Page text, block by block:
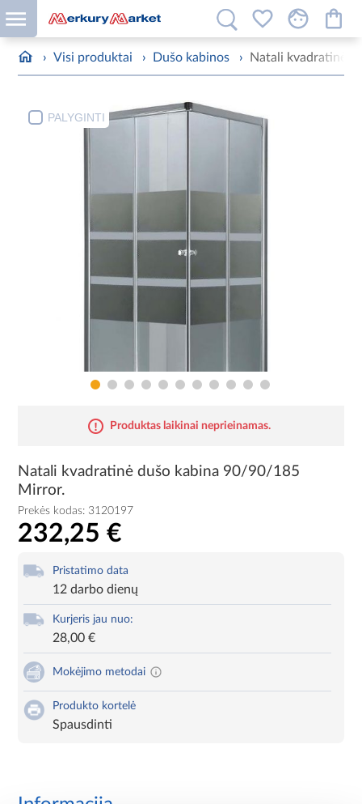
› Visi produktai › Dušo kabinos › Natali kvadratinė
PALYGINTI
Produktas laikinai neprieinamas.
Natali kvadratinė dušo kabina 90/90/185
Mirror.
Prekės kodas: 3120197
232,25 €
Pristatimo data
12 darbo dienų
Kurjeris jau nuo:
28,00 €
Mokėjimo metodai
Produkto kortelė
Spausdinti